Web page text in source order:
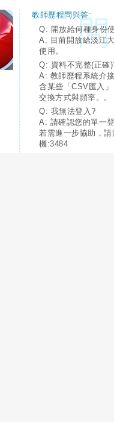
教師歷程問與答:
Q: 開放給何種身份
A: 目前開放給淡江
使用。
Q: 資料不完整(正確
A: 教師歷程系統介
含某些「CSV匯入
交換方式與頻率。。
Q: 我無法登入?
A: 請確認您的單一
若需進一步協助，
機:3484